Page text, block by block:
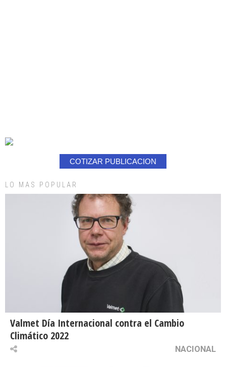
COTIZAR PUBLICACION
LO MAS POPULAR
Valmet Día Internacional contra el Cambio
Climático 2022
NACIONAL